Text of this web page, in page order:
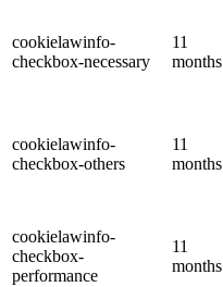
cookielawinfo-
checkbox-necessary
11
months
cookielawinfo-
checkbox-others
11
months
cookielawinfo-
checkbox-
performance
11
months